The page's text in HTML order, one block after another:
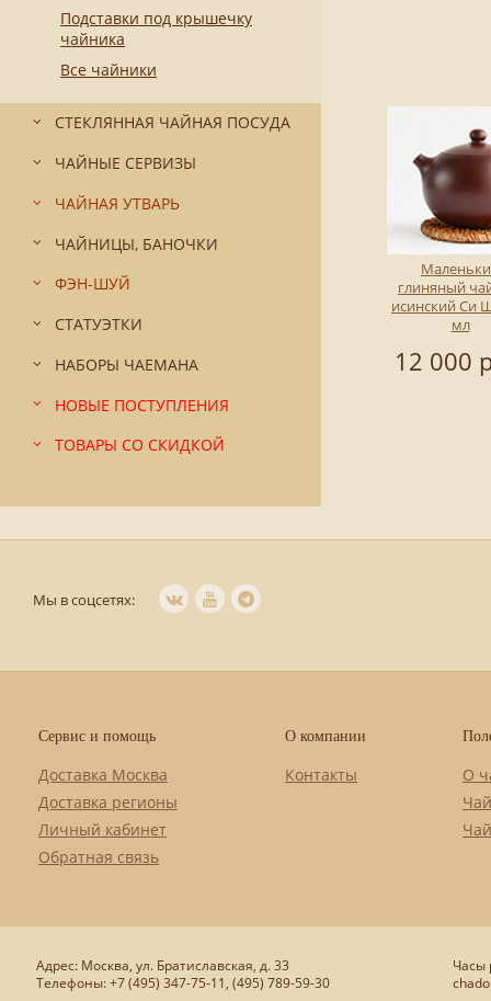
Подставки под крышечку
чайника
Все чайники
СТЕКЛЯННАЯ ЧАЙНАЯ ПОСУДА
ЧАЙНЫЕ СЕРВИЗЫ
ЧАЙНАЯ УТВАРЬ
ЧАЙНИЦЫ, БАНОЧКИ
ФЭН-ШУЙ
СТАТУЭТКИ
НАБОРЫ ЧАЕМАНА
НОВЫЕ ПОСТУПЛЕНИЯ
ТОВАРЫ СО СКИДКОЙ
глиняный
исинский Си
мл
12 000
Мы в соцсетях:
Сервис и помощь
Доставка Москва
Доставка регионы
Личный кабинет
Обратная связь
О компании
Контакты
О
Адрес: Москва, ул. Братиславская, д. 33
Телефоны: +7 (495) 347-75-11, (495) 789-59-30
Часы